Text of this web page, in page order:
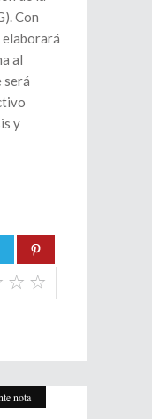
Con
elaborará
al
será
y
nota